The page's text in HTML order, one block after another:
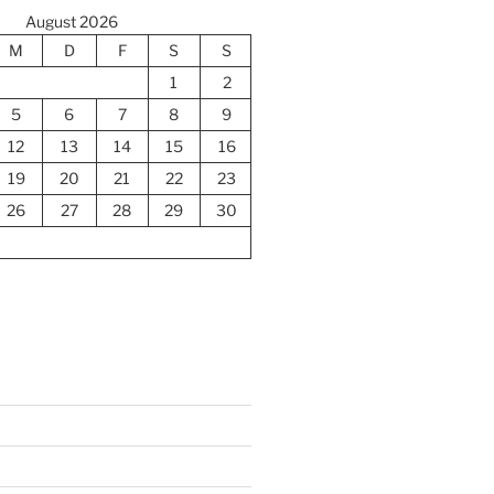
August 2026
M
D F S
S
1
2
5
6 7 8
9
12
13 14 15
16
19
20 21 22
23
26
27 28 29 30